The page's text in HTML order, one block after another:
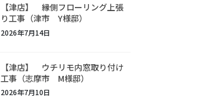
【津店】 縁側フローリング上張
り工事（津市 Y様邸）
2026年7月14日
【津店】 ウチリモ内窓取り付け
工事（志摩市 M様邸）
2026年7月10日